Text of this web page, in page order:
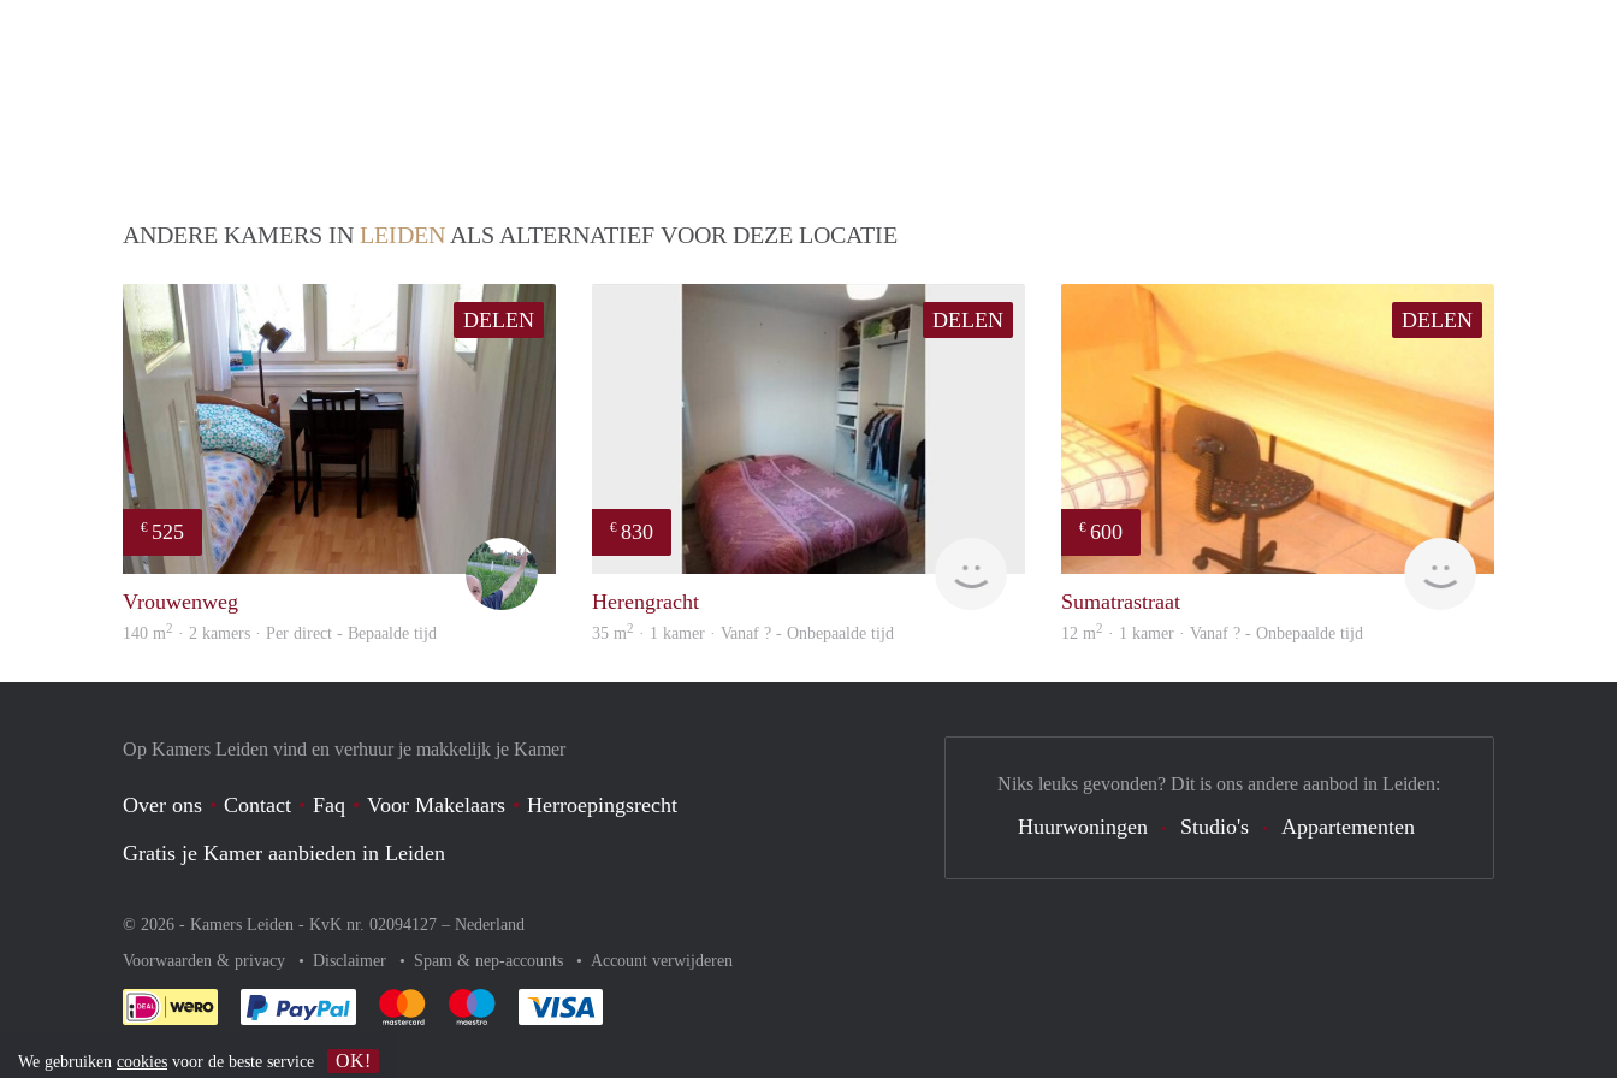
ANDERE KAMERS IN LEIDEN ALS ALTERNATIEF VOOR DEZE LOCATIE
DELEN
€ 525
Vrouwenweg
140 m2 · 2 kamers · Per direct - Bepaalde tijd
DELEN
€ 830
Herengracht
35 m2 · 1 kamer · Vanaf ? - Onbepaalde tijd
DELEN
€ 600
Sumatrastraat
12 m2 · 1 kamer · Vanaf ? - Onbepaalde tijd
Op Kamers Leiden vind en verhuur je makkelijk je Kamer
Over ons Contact Faq Voor Makelaars
Herroepingsrecht
Gratis je Kamer aanbieden in Leiden
© 2026 - Kamers Leiden - KvK nr. 02094127 – Nederland
Voorwaarden & privacy
Disclaimer Spam & nep-accounts Account verwijderen
Je rekent gemakkelijk af met Paypal
Je rekent gemakkelijk af met Mastercard
Je rekent gemakkelijk af met Meastro
Niks leuks gevonden? Dit is ons andere aanbod in Leiden:
Huurwoningen Studio's Appartementen
We gebruiken cookies voor de beste service OK!